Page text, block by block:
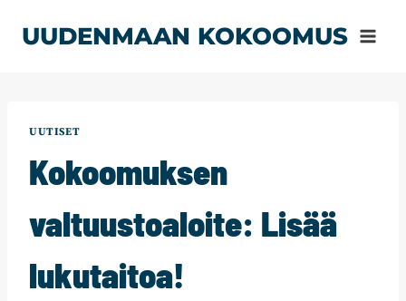
sisältöön
UUDENMAAN KOKOOMUS
UUTISET
Kokoomuksen
valtuustoaloite: Lisää
lukutaitoa!